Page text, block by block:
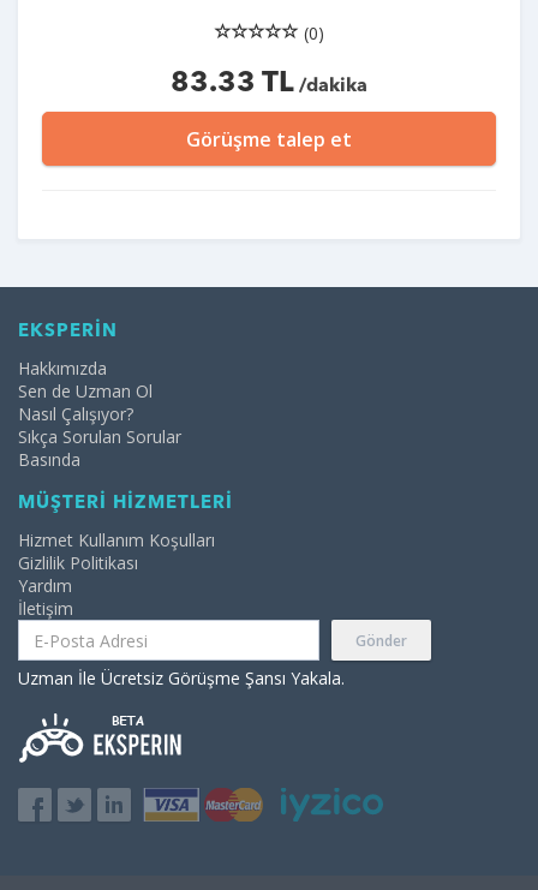
(0)
83.33 TL /dakika
Görüşme talep et
EKSPERİN
Hakkımızda
Sen de Uzman Ol
Nasıl Çalışıyor?
Sıkça Sorulan Sorular
Basında
MÜŞTERİ HİZMETLERİ
Hizmet Kullanım Koşulları
Gizlilik Politikası
Yardım
İletişim
Gönder
Uzman İle Ücretsiz Görüşme Şansı Yakala.